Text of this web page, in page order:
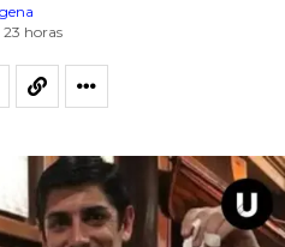
23 horas